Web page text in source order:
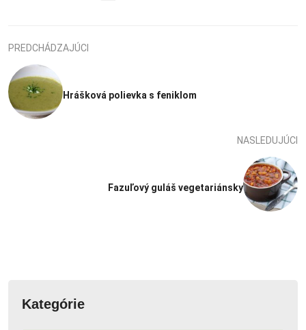
PREDCHÁDZAJÚCI
Hrášková polievka s feniklom
NASLEDUJÚCI
Fazuľový guláš vegetariánsky
Kategórie